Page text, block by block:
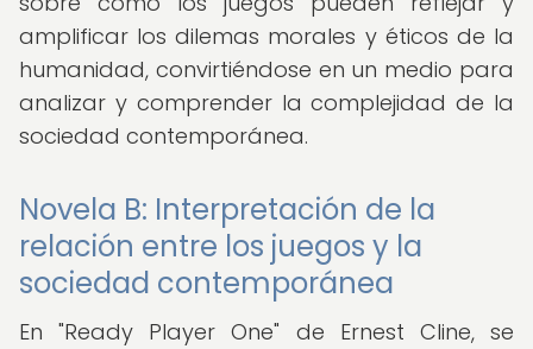
amplificar los dilemas morales y éticos de la
humanidad, convirtiéndose en un medio para
analizar y comprender la complejidad de la
sociedad contemporánea.
Novela B: Interpretación de la
relación entre los juegos y la
sociedad contemporánea
En "Ready Player One" de Ernest Cline, se